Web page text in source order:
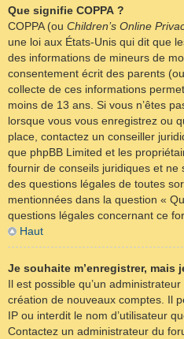
Que signifie COPPA ?
COPPA (ou Children’s Online
une loi aux États-Unis qui dit que
des informations de mineurs de
consentement écrit des parents
collecte de ces informations
moins de 13 ans. Si vous n’êtes
lorsque vous vous enregistrez ou
place, contactez un conseiller
que phpBB Limited et les
fournir de conseils juridiques et
des questions légales de toutes
mentionnées dans la question «
questions légales concernant ce
Haut
Je souhaite m’enregistrer, mais
Il est possible qu’un
création de nouveaux comptes. Il
IP ou interdit le nom d’utilisateur
Contactez un administrateur du